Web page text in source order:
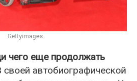
Gettyimages
чего еще продолжать
автобиографической